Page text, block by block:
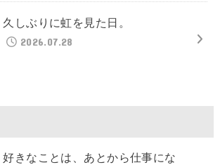
久しぶりに虹を見た日。
2026.07.28
好きなことは、あとから仕事にな